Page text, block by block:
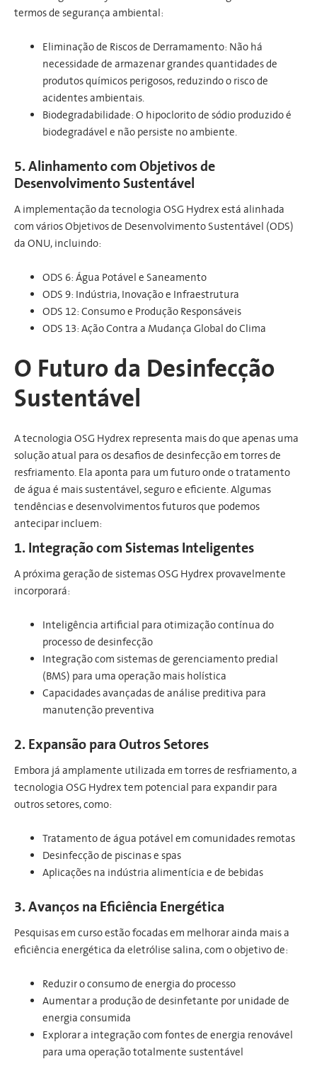
termos de segurança ambiental:
Eliminação de Riscos de Derramamento: Não há
necessidade de armazenar grandes quantidades de
produtos químicos perigosos, reduzindo o risco de
acidentes ambientais.
Biodegradabilidade: O hipoclorito de sódio produzido é
biodegradável e não persiste no ambiente.
5. Alinhamento com Objetivos de
Desenvolvimento Sustentável
A implementação da tecnologia OSG Hydrex está alinhada
com vários Objetivos de Desenvolvimento Sustentável (ODS)
da ONU, incluindo:
ODS 6: Água Potável e Saneamento
ODS 9: Indústria, Inovação e Infraestrutura
ODS 12: Consumo e Produção Responsáveis
ODS 13: Ação Contra a Mudança Global do Clima
O Futuro da Desinfecção
Sustentável
A tecnologia OSG Hydrex representa mais do que apenas uma
solução atual para os desafios de desinfecção em torres de
resfriamento. Ela aponta para um futuro onde o tratamento
de água é mais sustentável, seguro e eficiente. Algumas
tendências e desenvolvimentos futuros que podemos
antecipar incluem:
1. Integração com Sistemas Inteligentes
A próxima geração de sistemas OSG Hydrex provavelmente
incorporará:
Inteligência artificial para otimização contínua do
processo de desinfecção
Integração com sistemas de gerenciamento predial
(BMS) para uma operação mais holística
Capacidades avançadas de análise preditiva para
manutenção preventiva
2. Expansão para Outros Setores
Embora já amplamente utilizada em torres de resfriamento, a
tecnologia OSG Hydrex tem potencial para expandir para
outros setores, como:
Tratamento de água potável em comunidades remotas
Desinfecção de piscinas e spas
Aplicações na indústria alimentícia e de bebidas
3. Avanços na Eficiência Energética
Pesquisas em curso estão focadas em melhorar ainda mais a
eficiência energética da eletrólise salina, com o objetivo de:
Reduzir o consumo de energia do processo
Aumentar a produção de desinfetante por unidade de
energia consumida
Explorar a integração com fontes de energia renovável
para uma operação totalmente sustentável